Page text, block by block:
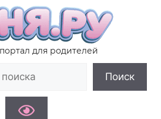
для родителей
Поиск